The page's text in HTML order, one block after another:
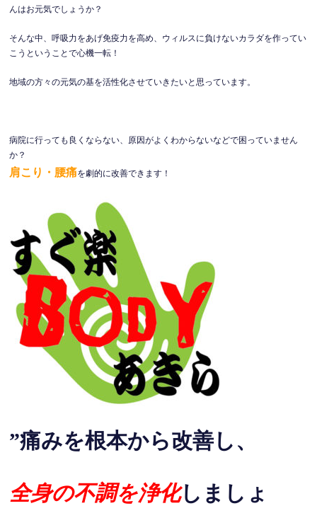
んはお元気でしょうか？
そんな中、呼吸力をあげ免疫力を高め、ウィルスに負けないカラダを作ってい
こうということで心機一転！
地域の方々の元気の基を活性化させていきたいと思っています。
病院に行っても良くならない、原因がよくわからないなどで困っていません
か？
肩こり・腰痛を劇的に改善できます！
”痛みを根本から改善し、
全身の不調を浄化しましょ